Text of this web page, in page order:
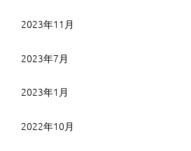
2023年11月
2023年7月
2023年1月
2022年10月